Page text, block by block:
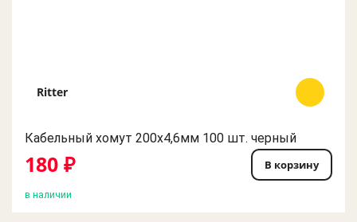
Ritter
Кабельный хомут 200х4,6мм 100 шт. черный
180 ₽ В корзину
в наличии